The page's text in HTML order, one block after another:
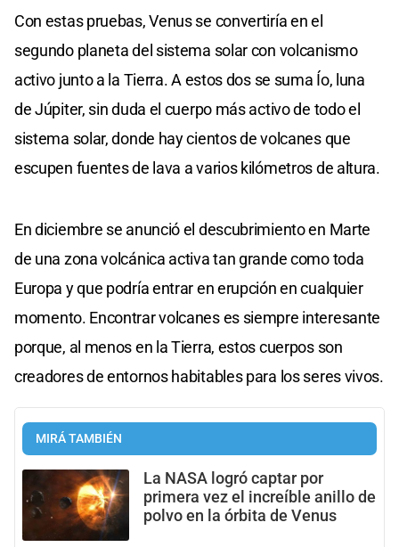
Con estas pruebas, Venus se convertiría en el
segundo planeta del sistema solar con volcanismo
activo junto a la Tierra. A estos dos se suma Ío, luna
de Júpiter, sin duda el cuerpo más activo de todo el
sistema solar, donde hay cientos de volcanes que
escupen fuentes de lava a varios kilómetros de altura.
En diciembre se anunció el descubrimiento en Marte
de una zona volcánica activa tan grande como toda
Europa y que podría entrar en erupción en cualquier
momento. Encontrar volcanes es siempre interesante
porque, al menos en la Tierra, estos cuerpos son
creadores de entornos habitables para los seres vivos.
MIRÁ TAMBIÉN
La NASA logró captar por
primera vez el increíble anillo de
polvo en la órbita de Venus